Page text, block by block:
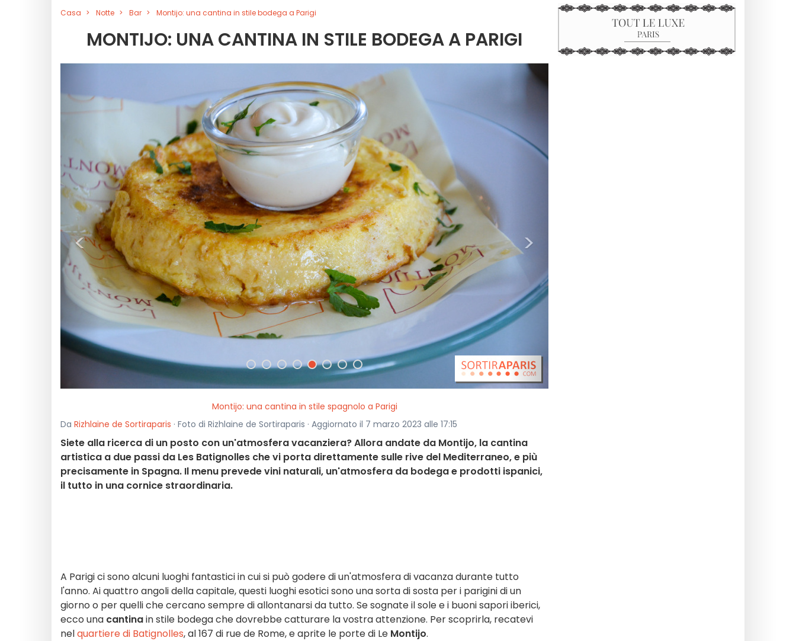
Casa Notte Bar Montijo: una cantina in stile bodega a Parigi
MONTIJO: UNA CANTINA IN STILE BODEGA A PARIGI
< >
Montijo: una cantina in stile spagnolo a Parigi
Da Rizhlaine de Sortiraparis · Foto di Rizhlaine de Sortiraparis · Aggiornato il 7 marzo 2023 alle 17:15
Siete alla ricerca di un posto con un'atmosfera vacanziera? Allora andate da Montijo, la cantina
artistica a due passi da Les Batignolles che vi porta direttamente sulle rive del Mediterraneo, e più
precisamente in Spagna. Il menu prevede vini naturali, un'atmosfera da bodega e prodotti ispanici,
il tutto in una cornice straordinaria.
A Parigi ci sono alcuni luoghi fantastici in cui si può godere di un'atmosfera di vacanza durante tutto
l'anno. Ai quattro angoli della capitale, questi luoghi esotici sono una sorta di sosta per i parigini di un
giorno o per quelli che cercano sempre di allontanarsi da tutto. Se sognate il sole e i buoni sapori iberici,
ecco una cantinain stile bodega che dovrebbe catturare la vostra attenzione. Per scoprirla, recatevi
nelquartiere di Batignolles, al 167 di rue de Rome, e aprite le porte di Le Montijo.